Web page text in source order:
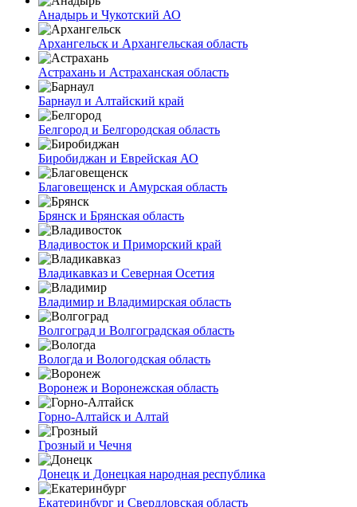
Анадырь и Чукотский АО
Архангельск и Архангельская область
Астрахань и Астраханская область
Барнаул и Алтайский край
Белгород и Белгородская область
Биробиджан и Еврейская АО
Благовещенск и Амурская область
Брянск и Брянская область
Владивосток и Приморский край
Владикавказ и Северная Осетия
Владимир и Владимирская область
Волгоград и Волгоградская область
Вологда и Вологодская область
Воронеж и Воронежская область
Горно-Алтайск и Алтай
Грозный и Чечня
Донецк и Донецкая народная республика
Екатеринбург и Свердловская область